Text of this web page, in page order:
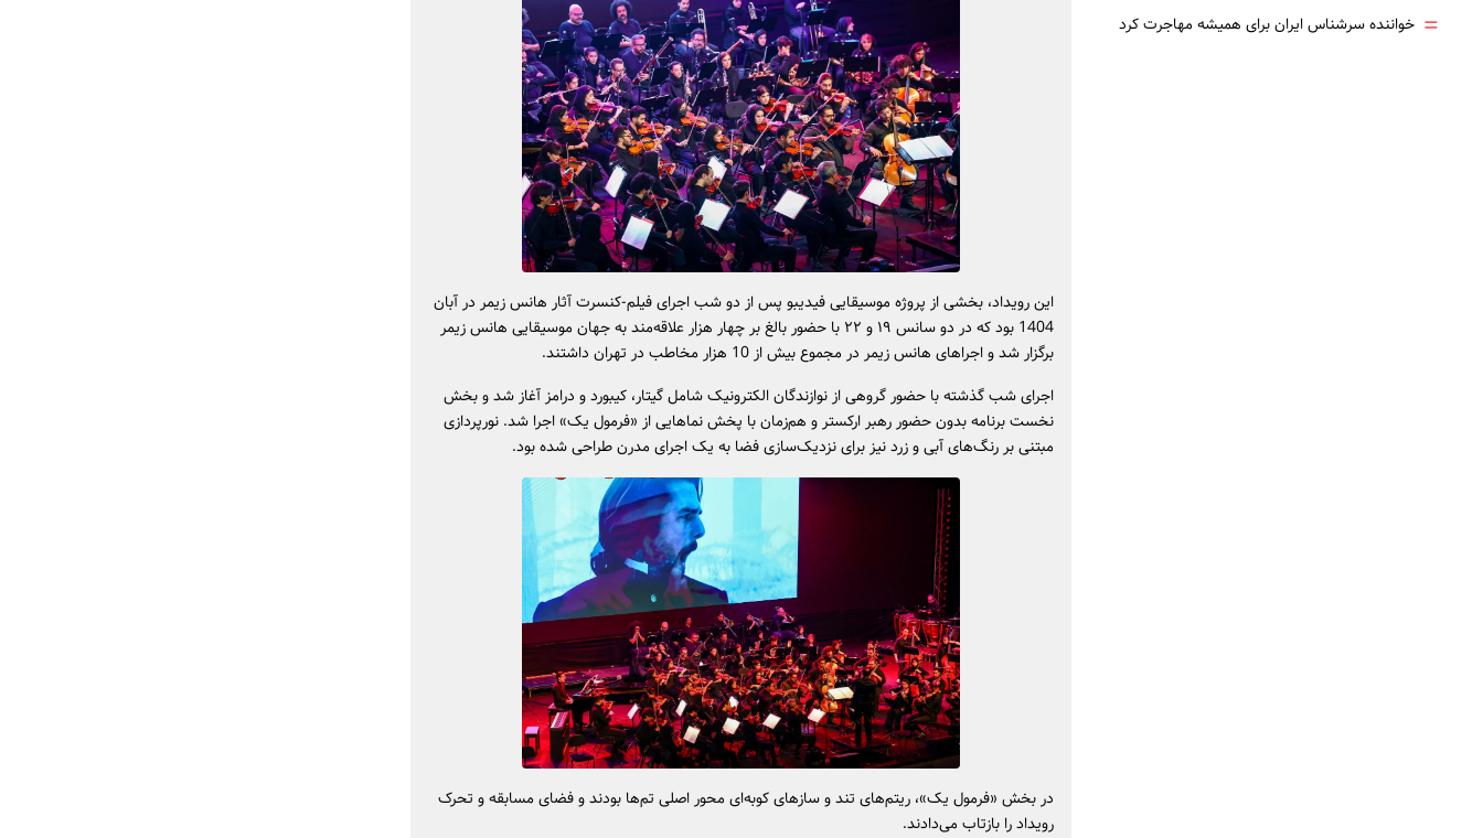
این رویداد، بخشی از پروژه موسیقایی فیدیبو پس از دو شب اجرای فیلم-‌کنسرت آثار هانس زیمر در آبان
1404 بود که در دو سانس ۱۹ و ۲۲ با حضور بالغ بر چهار هزار علاقه‌مند به جهان موسیقایی هانس زیمر
برگزار شد و اجراهای هانس زیمر در مجموع بیش از 10 هزار مخاطب در تهران داشتند.
اجرای شب گذشته با حضور گروهی از نوازندگان الکترونیک شامل گیتار، کیبورد و درامز آغاز شد و بخش
نخست برنامه بدون حضور رهبر ارکستر و هم‌زمان با پخش نماهایی از «فرمول یک» اجرا شد. نورپردازی
مبتنی بر رنگ‌های آبی و زرد نیز برای نزدیک‌سازی فضا به یک اجرای مدرن طراحی شده بود.
در بخش «فرمول یک»، ریتم‌های تند و سازهای کوبه‌ای محور اصلی تم‌ها بودند و فضای مسابقه و تحرک
رویداد را بازتاب می‌دادند.
= خواننده سرشناس ایران برای همیشه مهاجرت کرد